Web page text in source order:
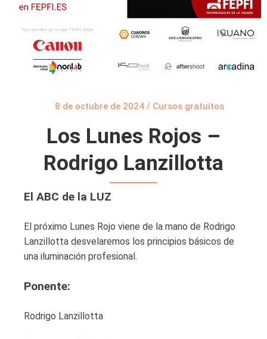
8 de octubre de 2024 / Cursos gratuitos
Los Lunes Rojos –
Rodrigo Lanzillotta
El ABC de la LUZ
El próximo Lunes Rojo viene de la mano de Rodrigo
Lanzillotta desvelaremos los principios básicos de
una iluminación profesional.
Ponente:
Rodrigo Lanzillotta